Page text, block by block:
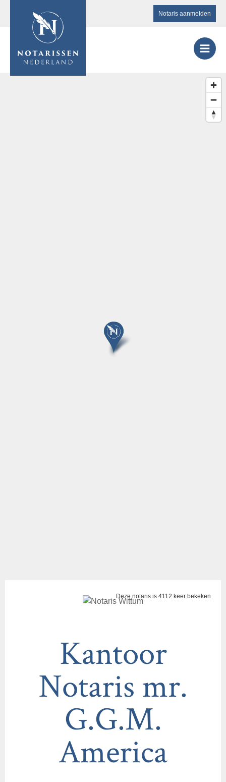
Notaris aanmelden
Deze notaris is 4112 keer bekeken
Kantoor
Notaris mr.
G.G.M.
America